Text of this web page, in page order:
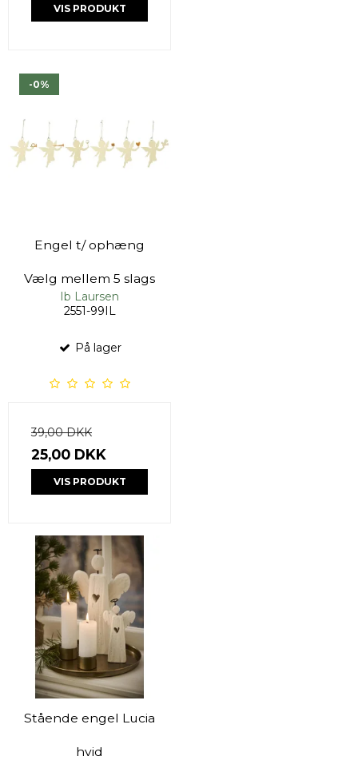
VIS PRODUKT
-0%
Engel t/ ophæng
Vælg mellem 5 slags
Ib Laursen
2551-99IL
På lager
39,00 DKK
25,00 DKK
VIS PRODUKT
Stående engel Lucia
hvid